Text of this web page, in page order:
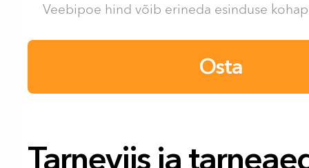
Veebipoe hind võib erineda esinduse
Osta
Tarneviis ja